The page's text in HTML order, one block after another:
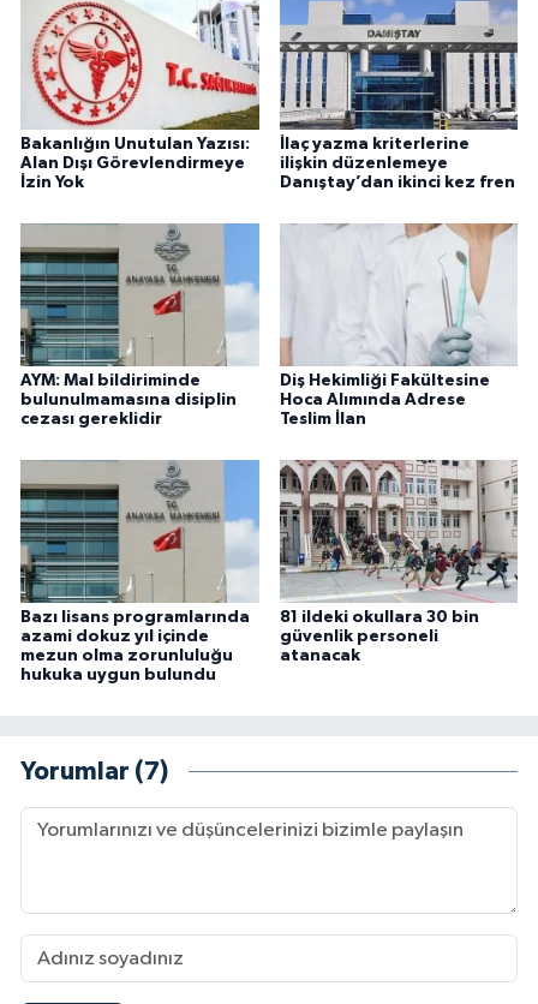
Bakanlığın Unutulan Yazısı:
Alan Dışı Görevlendirmeye
İzin Yok
İlaç yazma kriterlerine
ilişkin düzenlemeye
Danıştay’dan ikinci kez fren
AYM: Mal bildiriminde
bulunulmamasına disiplin
cezası gereklidir
Diş Hekimliği Fakültesine
Hoca Alımında Adrese
Teslim İlan
Bazı lisans programlarında
azami dokuz yıl içinde
mezun olma zorunluluğu
hukuka uygun bulundu
81 ildeki okullara 30 bin
güvenlik personeli
atanacak
Yorumlar (7)